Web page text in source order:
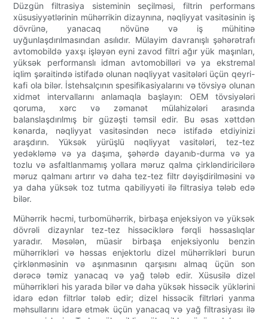
Düzgün filtrasiya sisteminin seçilməsi, filtrin performans
xüsusiyyətlərinin mühərrikin dizaynına, nəqliyyat vasitəsinin iş
dövrünə, yanacaq növünə və iş mühitinə
uyğunlaşdırılmasından asılıdır. Mülayim davranışlı şəhərətrafı
avtomobildə yaxşı işləyən eyni zavod filtri ağır yük maşınları,
yüksək performanslı idman avtomobilləri və ya ekstremal
iqlim şəraitində istifadə olunan nəqliyyat vasitələri üçün qeyri-
kafi ola bilər. İstehsalçının spesifikasiyalarını və tövsiyə olunan
xidmət intervallarını anlamaqla başlayın: OEM tövsiyələri
qoruma, xərc və zəmanət mülahizələri arasında
balanslaşdırılmış bir güzəşti təmsil edir. Bu əsas xəttdən
kənarda, nəqliyyat vasitəsindən necə istifadə etdiyinizi
araşdırın. Yüksək yürüşlü nəqliyyat vasitələri, tez-tez
yedəkləmə və ya daşıma, şəhərdə dayanıb-durma və ya
tozlu və asfaltlanmamış yollara məruz qalma çirkləndiricilərə
məruz qalmanı artırır və daha tez-tez filtr dəyişdirilməsini və
ya daha yüksək toz tutma qabiliyyəti ilə filtrasiya tələb edə
bilər.
Mühərrik həcmi, turbomühərrik, birbaşa enjeksiyon və yüksək
dövrəli dizaynlar tez-tez hissəciklərə fərqli həssaslıqlar
yaradır. Məsələn, müasir birbaşa enjeksiyonlu benzin
mühərrikləri və həssas enjektorlu dizel mühərrikləri burun
çirklənməsinin və aşınmasının qarşısını almaq üçün son
dərəcə təmiz yanacaq və yağ tələb edir. Xüsusilə dizel
mühərrikləri his yarada bilər və daha yüksək hissəcik yüklərini
idarə edən filtrlər tələb edir; dizel hissəcik filtrləri yanma
məhsullarını idarə etmək üçün yanacaq və yağ filtrasiyası ilə